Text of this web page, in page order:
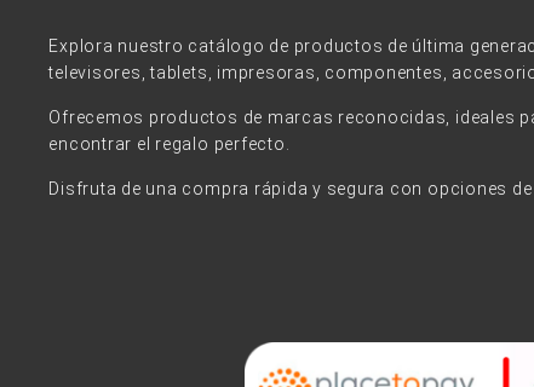
Explora nuestro catálogo de productos de última
televisores, tablets, impresoras, componentes,
Ofrecemos productos de marcas reconocidas, ideales
encontrar el regalo perfecto.
Disfruta de una compra rápida y segura con opciones